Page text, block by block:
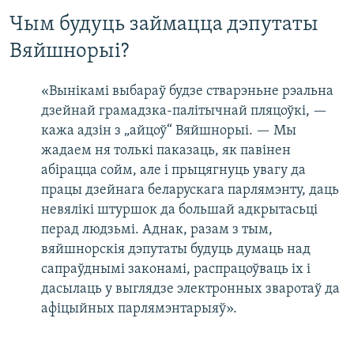
Чым будуць займацца дэпутаты
Вяйшнорыі?
«Вынікамі выбараў будзе стварэньне рэальна
дзейнай грамадзка-палітычнай пляцоўкі, —
кажа адзін з „айцоў“ Вяйшнорыі. — Мы
жадаем ня толькі паказаць, як павінен
абірацца сойм, але і прыцягнуць увагу да
працы дзейнага беларускага парлямэнту, даць
невялікі штуршок да большай адкрытасьці
перад людзьмі. Аднак, разам з тым,
вяйшнорскія дэпутаты будуць думаць над
сапраўднымі законамі, распрацоўваць іх і
дасылаць у выглядзе электронных зваротаў да
афіцыйных парлямэнтарыяў».